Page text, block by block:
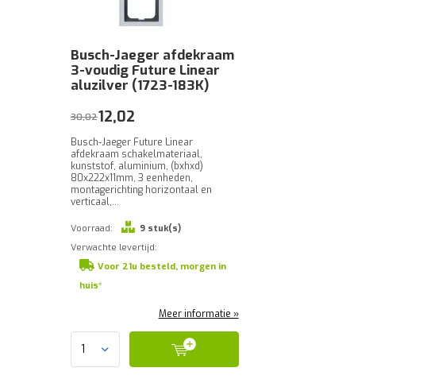
Busch-Jaeger afdekraam
3-voudig Future Linear
aluzilver (1723-183K)
Busch-Jaeger Future Linear
afdekraam schakelmateriaal,
kunststof, aluminium, (bxhxd)
80x222x11mm, 3 eenheden,
montagerichting horizontaal en
verticaal,...
Voorraad:
9 stuk(s)
Verwachte levertijd:
Voor 21u besteld, morgen in
huis*
30,0212,02
Meer informatie »